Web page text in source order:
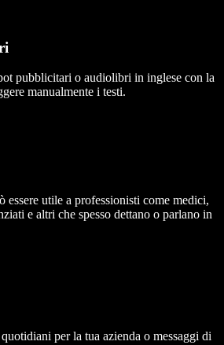
pubblicitari o audiolibri in inglese con la
manualmente i testi.
essere utile a professionisti come medici,
e altri che spesso dettano o parlano in
per la tua azienda o messaggi di